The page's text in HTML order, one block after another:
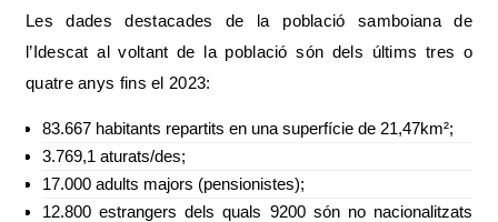
Les dades destacades de la població samboiana de
l’Idescat al voltant de la població són dels últims tres o
quatre anys fins el 2023:
83.667 habitants repartits en una superfície de 21,47km²;
3.769,1 aturats/des;
17.000 adults majors (pensionistes);
12.800 estrangers dels quals 9200 són no nacionalitzats